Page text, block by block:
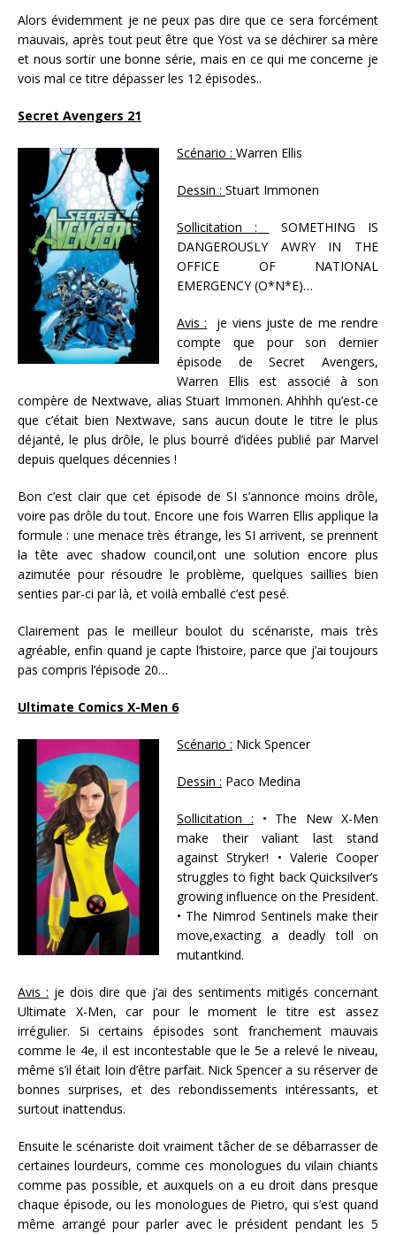
Alors évidemment je ne peux pas dire que ce sera forcément
mauvais, après tout peut être que Yost va se déchirer sa mère
et nous sortir une bonne série, mais en ce qui me concerne je
vois mal ce titre dépasser les 12 épisodes..
Secret Avengers 21
Scénario : Warren Ellis
Dessin : Stuart Immonen
Sollicitation :
SOMETHING IS
DANGEROUSLY AWRY IN THE
OFFICE OF NATIONAL
EMERGENCY (O*N*E)…
Avis : je viens juste de me rendre
compte que pour son dernier
épisode de Secret Avengers,
Warren Ellis est associé à son
compère de Nextwave, alias Stuart Immonen. Ahhhh qu’est-ce
que c’était bien Nextwave, sans aucun doute le titre le plus
déjanté, le plus drôle, le plus bourré d’idées publié par Marvel
depuis quelques décennies !
Bon c’est clair que cet épisode de SI s’annonce moins drôle,
voire pas drôle du tout. Encore une fois Warren Ellis applique la
formule : une menace très étrange, les SI arrivent, se prennent
la tête avec shadow council,ont une solution encore plus
azimutée pour résoudre le problème, quelques saillies bien
senties par-ci par là, et voilà emballé c’est pesé.
Clairement pas le meilleur boulot du scénariste, mais très
agréable, enfin quand je capte l’histoire, parce que j’ai toujours
pas compris l’épisode 20…
Ultimate Comics X-Men 6
Scénario : Nick Spencer
Dessin : Paco Medina
Sollicitation : • The New X-Men
make their valiant last stand
against Stryker! • Valerie Cooper
struggles to fight back Quicksilver’s
growing influence on the President.
• The Nimrod Sentinels make their
move,exacting a deadly toll on
mutantkind.
Avis : je dois dire que j’ai des sentiments mitigés concernant
Ultimate X-Men, car pour le moment le titre est assez
irrégulier. Si certains épisodes sont franchement mauvais
comme le 4e, il est incontestable que le 5e a relevé le niveau,
même s’il était loin d’être parfait. Nick Spencer a su réserver de
bonnes surprises, et des rebondissements intéressants, et
surtout inattendus.
Ensuite le scénariste doit vraiment tâcher de se débarrasser de
certaines lourdeurs, comme ces monologues du vilain chiants
comme pas possible, et auxquels on a eu droit dans presque
chaque épisode, ou les monologues de Pietro, qui s’est quand
même arrangé pour parler avec le président pendant les 5